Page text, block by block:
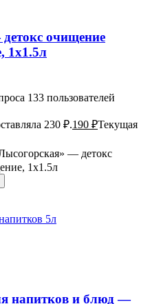
очищение
1x1.5л
133 пользователей
230 ₽.190 ₽Текущая
— детокс
1x1.5л
напитков и блюд —